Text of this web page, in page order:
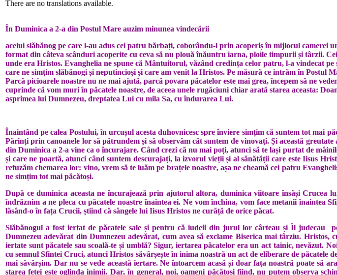
There are no translations available.
În Duminica a 2-a din Postul Mare auzim minunea vindecării
acelui slăbănog pe care l-au adus cei patru bărbați, coborându-l prin acoperiș în mijlocul camerei
format din câteva scânduri acoperite cu ceva să nu plouă înăuntru iarna, ploile timpurii și târzii.
unde era Hristos. Evanghelia ne spune că Mântuitorul, văzând credința celor patru, l-a vindecat
care ne simțim slăbănogi și neputincioși și care am venit la Hristos. Pe măsură ce intrăm în Postul
Parcă picioarele noastre nu ne mai ajută, parcă povara păcatelor este mai grea, începem să ne
cuprinde că vom muri în păcatele noastre, de aceea unele rugăciuni chiar arată starea aceasta:
asprimea lui Dumnezeu, dreptatea Lui cu mila Sa, cu îndurarea Lui.
Înaintând pe calea Postului, în urcușul acesta duhovnicesc spre înviere simțim că suntem tot mai
Părinți prin canoanele lor să pătrundem și să observăm cât suntem de vinovați. Și această
din Duminica a 2-a vine ca o încurajare. Când crezi că nu mai poți, atunci să te lași purtat de
și care ne poartă, atunci când suntem descurajați, la izvorul vieții și al sănătății care este Iisus
refuzăm chemarea lor: vino, vrem să te luăm pe brațele noastre, așa ne cheamă cei patru
ne simțim tot mai păcătoși.
După ce duminica aceasta ne încurajează prin ajutorul altora, duminica viitoare însăși Crucea
îndrăznim a ne pleca cu păcatele noastre înaintea ei. Ne vom închina, vom face metanii înaintea
lăsând-o în fața Crucii, știind că sângele lui Iisus Hristos ne curăță de orice păcat.
Slăbănogul a fost iertat de păcatele sale și pentru că iudeii din jurul lor cârteau și Îl judecau
Dumnezeu adevărat din Dumnezeu adevărat, cum avea să exclame Biserica mai târziu. Hristos,
iertate sunt păcatele sau scoală-te și umblă? Sigur, iertarea păcatelor era un act tainic, nevăzut.
cu semnul Sfintei Cruci, atunci Hristos săvârșește în inima noastră un act de eliberare de
mai săvârșim. Dar nu se vede această iertare. Ne întoarcem acasă și doar fața noastră poate să
starea feței este oglinda inimii. Dar, în general, noi, oameni păcătoși fiind, nu putem observa